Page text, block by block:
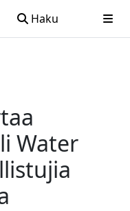
Haku
Water